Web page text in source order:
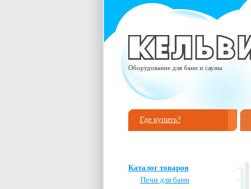
Оборудование для бани и сауны
Где купить?
Каталог товаров
Печи для бани